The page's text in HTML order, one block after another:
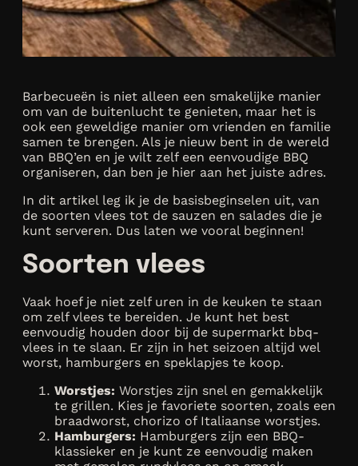
Barbecueën is niet alleen een smakelijke manier
om van de buitenlucht te genieten, maar het is
ook een geweldige manier om vrienden en familie
samen te brengen. Als je nieuw bent in de wereld
van BBQ’en en je wilt zelf een eenvoudige BBQ
organiseren, dan ben je hier aan het juiste adres.
In dit artikel leg ik je de basisbeginselen uit, van
de soorten vlees tot de sauzen en salades die je
kunt serveren. Dus laten we vooral beginnen!
Soorten vlees
Vaak hoef je niet zelf uren in de keuken te staan
om zelf vlees te bereiden. Je kunt het best
eenvoudig houden door bij de supermarkt bbq-
vlees in te slaan. Er zijn in het seizoen altijd wel
worst, hamburgers en speklapjes te koop.
Worstjes: Worstjes zijn snel en gemakkelijk
te grillen. Kies je favoriete soorten, zoals een
braadworst, chorizo of Italiaanse worstjes.
Hamburgers: Hamburgers zijn een BBQ-
klassieker en je kunt ze eenvoudig maken